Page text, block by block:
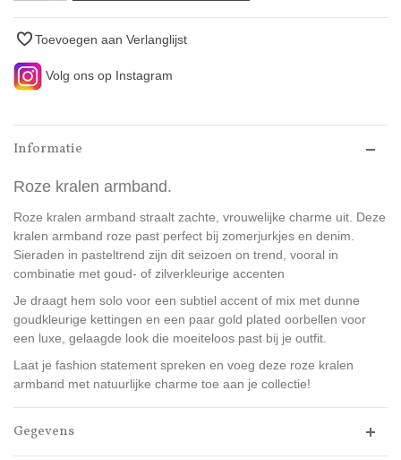
Toevoegen aan Verlanglijst
Volg ons op Instagram
Informatie
Roze kralen armband.
Roze kralen armband straalt zachte, vrouwelijke charme uit. Deze
kralen armband roze past perfect bij zomerjurkjes en denim.
Sieraden in pasteltrend zijn dit seizoen on trend, vooral in
combinatie met goud- of zilverkleurige accenten
Je draagt hem solo voor een subtiel accent of mix met dunne
goudkleurige kettingen en een paar gold plated oorbellen voor
een luxe, gelaagde look die moeiteloos past bij je outfit.
Laat je fashion statement spreken en voeg deze roze kralen
armband met natuurlijke charme toe aan je collectie!
Gegevens